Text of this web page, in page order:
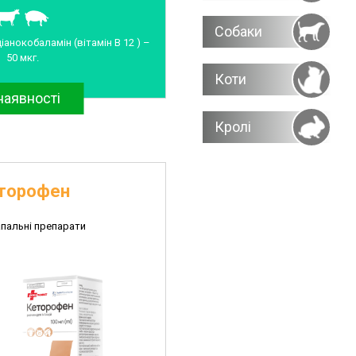
(вітамін В 12 ) –
50 мкг.
препарати
Собаки
Коти
Кролі